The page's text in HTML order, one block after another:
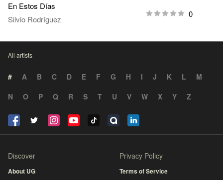
En Estos Días
Silvio Rodríguez
0
All artists
# A B C D E F G H I J K L
M
N
O P Q R S T U V W X Y Z
Discover
About UG
Privacy Policy
Terms of Service